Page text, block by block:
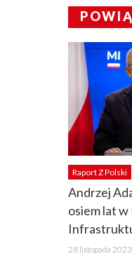
Raport Z Polski
Andrzej
osiem lat
Posted
on
28 listopada 2023